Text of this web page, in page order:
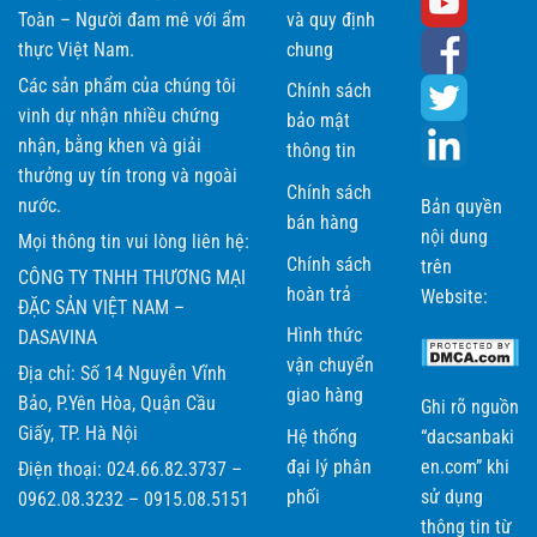
Toàn – Người đam mê với ẩm
thực Việt Nam.
Các sản phẩm của chúng tôi
vinh dự nhận nhiều chứng
nhận, bằng khen và giải
thưởng uy tín trong và ngoài
nước.
Mọi thông tin vui lòng liên hệ:
CÔNG TY TNHH THƯƠNG MẠI
ĐẶC SẢN VIỆT NAM –
DASAVINA
Địa chỉ: Số 14 Nguyễn Vĩnh
Bảo, P.Yên Hòa, Quận Cầu
Giấy, TP. Hà Nội
Điện thoại: 024.66.82.3737 –
0962.08.3232 – 0915.08.5151
và quy định
chung
Chính sách
bảo mật
thông tin
Chính sách
bán hàng
Chính sách
hoàn trả
Hình thức
vận chuyển
giao hàng
Hệ thống
đại lý phân
phối
Bản quyền
nội dung
trên
Website:
Ghi rõ nguồn
“dacsanbaki
en.com” khi
sử dụng
thông tin từ